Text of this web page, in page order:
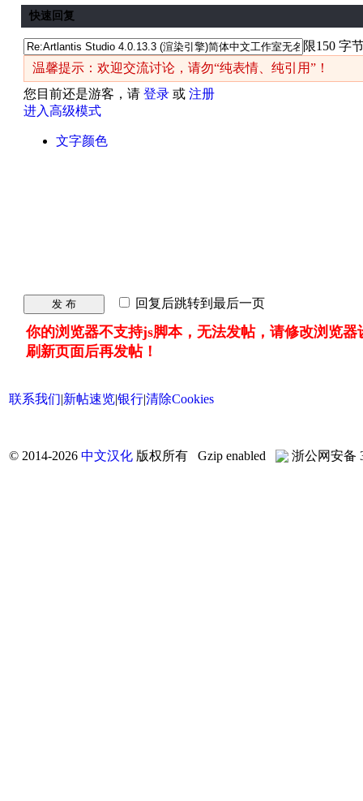
快速回复
限150 字
温馨提示：欢迎交流讨论，请勿“纯表情、纯引用”！
您目前还是游客，请 登录 或 注册
进入高级模式
文字颜色
发 布 回复后跳转到最后一页
你的浏览器不支持js脚本，无法发帖，请修改浏览器
刷新页面后再发帖！
联系我们|新帖速览|银行|清除Cookies
© 2014-2026 中文汉化 版权所有 Gzip enabled 浙公网安备